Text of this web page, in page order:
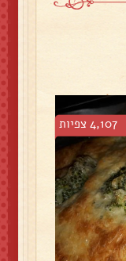
4,107 צפיות